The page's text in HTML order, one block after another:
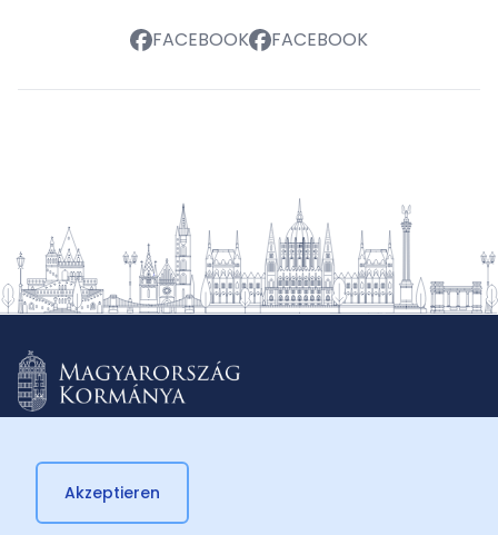
FACEBOOK FACEBOOK
© 2026 Külügyminisztérium
Akzeptieren